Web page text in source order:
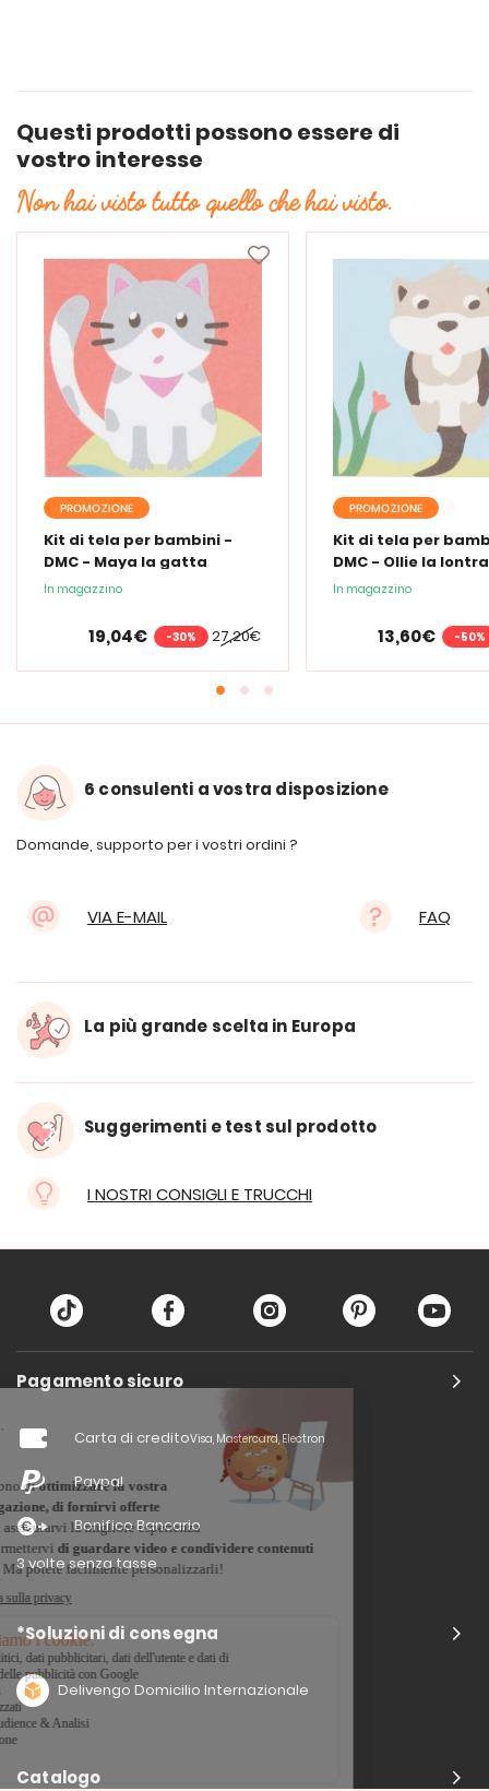
Questi prodotti possono essere di
vostro interesse
Non hai visto tutto quello che hai visto.
PROMOZIONE
Kit di tela per bambini -
DMC - Maya la gatta
In magazzino
27,20€
19,04€ -30%
PROMOZIONE
Kit di tela per
DMC - Ollie la lontra
In magazzino
13,60€ -50%
6 consulenti a vostra disposizione
Domande, supporto per i vostri ordini ?
VIA E-MAIL FAQ
La più grande scelta in Europa
Suggerimenti e test sul prodotto
I NOSTRI CONSIGLI E TRUCCHI
Pagamento sicuro
Carta di creditoVisa, Mastercard, Electron
Paypal
Bonifico Bancario
3 volte senza tasse
*Soluzioni di consegna
Delivengo Domicilio Internazionale
Catalogo